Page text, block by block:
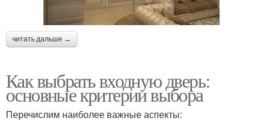
читать дальше →
Как выбрать входную дверь:
основные критерии выбора
Перечислим наиболее важные аспекты: